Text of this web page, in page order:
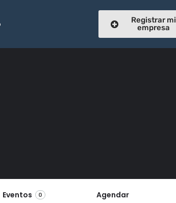
Registrar mi
empresa
Eventos 0 Agendar